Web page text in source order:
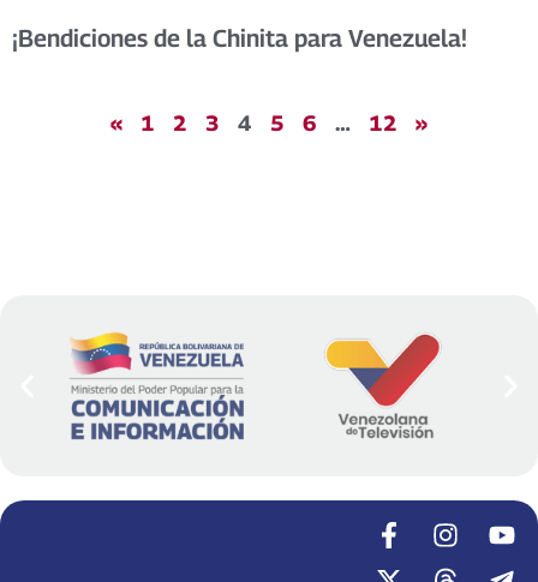
¡Bendiciones de la Chinita para Venezuela!
« 1 2 3 4 5 6 … 12 »